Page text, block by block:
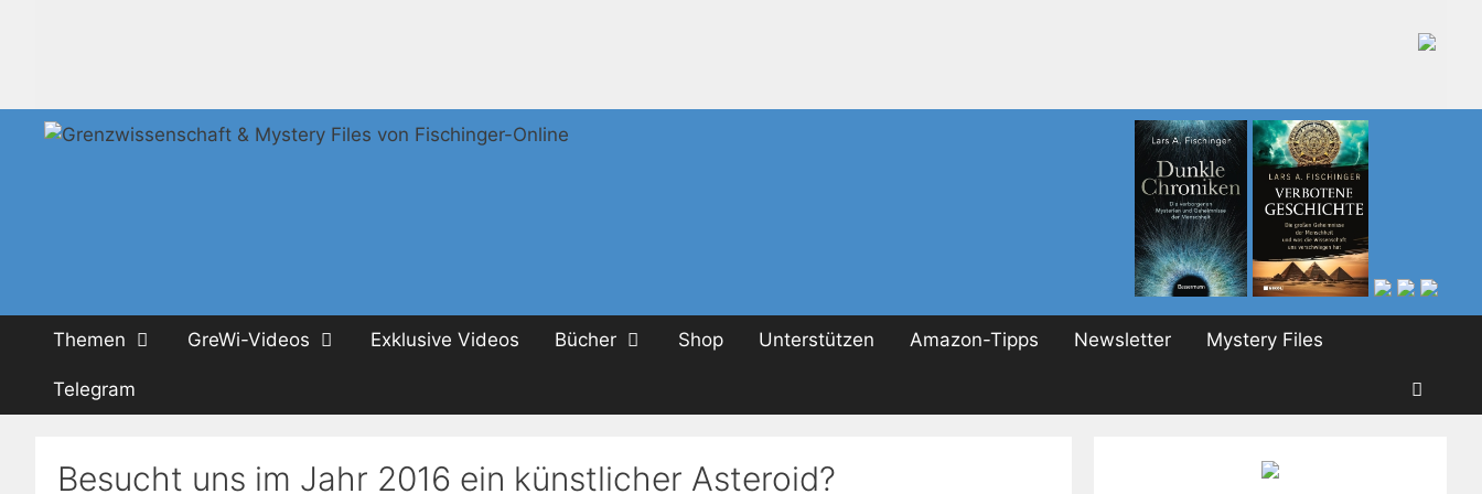
Themen GreWi-Videos Exklusive Videos Bücher Shop Unterstützen Amazon-Tipps Newsletter Mystery Files
Telegram
Besucht uns im Jahr 2016 ein künstlicher Asteroid?